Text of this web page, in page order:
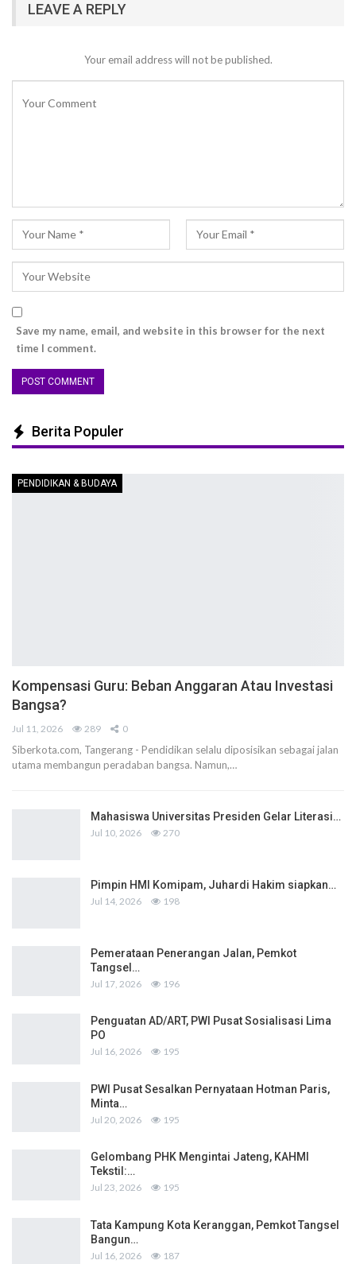
LEAVE A REPLY
Your email address will not be published.
Save my name, email, and website in this browser for the next
time I comment.
Berita Populer
PENDIDIKAN & BUDAYA
Kompensasi Guru: Beban Anggaran Atau Investasi
Bangsa?
Jul 11, 2026 289 0
Siberkota.com, Tangerang - Pendidikan selalu diposisikan sebagai jalan
utama membangun peradaban bangsa. Namun,…
Mahasiswa Universitas Presiden Gelar Literasi…
Jul 10, 2026 270
Pimpin HMI Komipam, Juhardi Hakim siapkan…
Jul 14, 2026 198
Pemerataan Penerangan Jalan, Pemkot
Tangsel…
Jul 17, 2026 196
Penguatan AD/ART, PWI Pusat Sosialisasi Lima
PO
Jul 16, 2026 195
PWI Pusat Sesalkan Pernyataan Hotman Paris,
Minta…
Jul 20, 2026 195
Gelombang PHK Mengintai Jateng, KAHMI
Tekstil:…
Jul 23, 2026 195
Tata Kampung Kota Keranggan, Pemkot Tangsel
Bangun…
Jul 16, 2026 187